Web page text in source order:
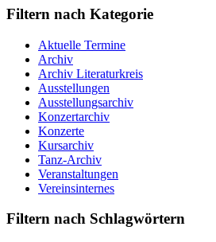
Filtern nach Kategorie
Aktuelle Termine
Archiv
Archiv Literaturkreis
Ausstellungen
Ausstellungsarchiv
Konzertarchiv
Konzerte
Kursarchiv
Tanz-Archiv
Veranstaltungen
Vereinsinternes
Filtern nach Schlagwörtern